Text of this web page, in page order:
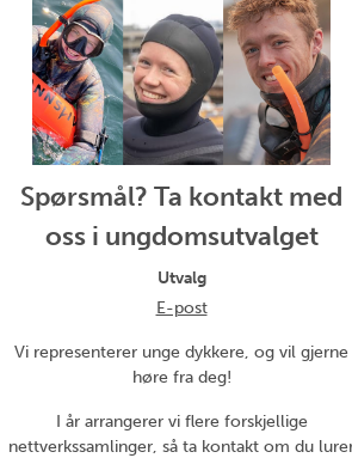
Spørsmål? Ta kontakt med
oss i ungdomsutvalget
Utvalg
E-post
Vi representerer unge dykkere, og vil gjerne
høre fra deg!
I år arrangerer vi flere forskjellige
nettverkssamlinger, så ta kontakt om du